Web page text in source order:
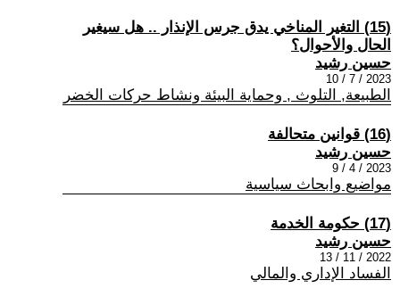
(15) التغير المناخي يدق جرس الإنذار .. هل سيغير
الحال والأحوال؟
حسين رشيد
2023 / 7 / 10
الطبيعة, التلوث , وحماية البيئة ونشاط حركات الخضر
(16) قوانين متحالفة
حسين رشيد
2023 / 4 / 9
مواضيع وابحاث سياسية
(17) حكومة الخدمة
حسين رشيد
2022 / 11 / 13
الفساد الإداري والمالي